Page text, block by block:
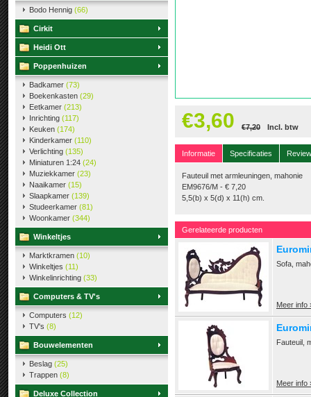
Bodo Hennig (66)
Cirkit
Heidi Ott
Poppenhuizen
Badkamer (73)
Boekenkasten (29)
Eetkamer (213)
Inrichting (117)
Keuken (174)
Kinderkamer (110)
Verlichting (135)
Miniaturen 1:24 (24)
Muziekkamer (23)
Naaikamer (15)
Slaapkamer (139)
Studeerkamer (81)
Woonkamer (344)
Winkeltjes
Marktkramen (10)
Winkeltjes (11)
Winkelinrichting (33)
Computers & TV's
Computers (12)
TV's (8)
Bouwelementen
Beslag (25)
Trappen (8)
Deluxe Collection
€3,60 €7,20 Incl. btw
Informatie Specificaties
Fauteuil met armleuningen, mahonie
EM9676/M - € 7,20
5,5(b) x 5(d) x 11(h) cm.
Gerelateerde producten
Sofa,
Meer info
Fauteuil,
Meer info